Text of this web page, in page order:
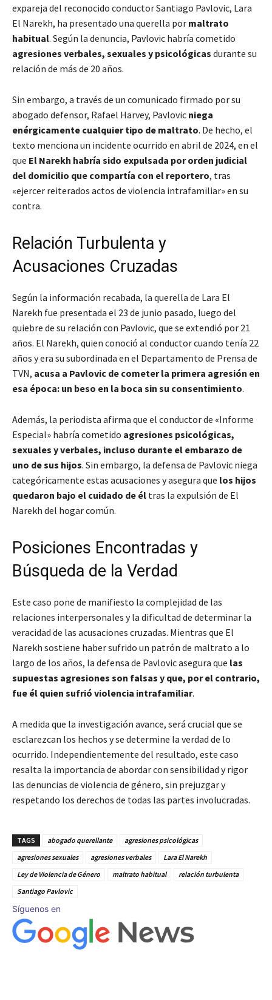
expareja del reconocido conductor Santiago Pavlovic, Lara
El Narekh, ha presentado una querella por maltrato
habitual. Según la denuncia, Pavlovic habría cometido
agresiones verbales, sexuales y psicológicas durante su
relación de más de 20 años.
Sin embargo, a través de un comunicado firmado por su
abogado defensor, Rafael Harvey, Pavlovic niega
enérgicamente cualquier tipo de maltrato. De hecho, el
texto menciona un incidente ocurrido en abril de 2024, en el
que El Narekh habría sido expulsada por orden judicial
del domicilio que compartía con el reportero, tras
«ejercer reiterados actos de violencia intrafamiliar» en su
contra.
Relación Turbulenta y
Acusaciones Cruzadas
Según la información recabada, la querella de Lara El
Narekh fue presentada el 23 de junio pasado, luego del
quiebre de su relación con Pavlovic, que se extendió por 21
años. El Narekh, quien conoció al conductor cuando tenía 22
años y era su subordinada en el Departamento de Prensa de
TVN, acusa a Pavlovic de cometer la primera agresión en
esa época: un beso en la boca sin su consentimiento.
Además, la periodista afirma que el conductor de «Informe
Especial» habría cometido agresiones psicológicas,
sexuales y verbales, incluso durante el embarazo de
uno de sus hijos. Sin embargo, la defensa de Pavlovic niega
categóricamente estas acusaciones y asegura que los hijos
quedaron bajo el cuidado de él tras la expulsión de El
Narekh del hogar común.
Posiciones Encontradas y
Búsqueda de la Verdad
Este caso pone de manifiesto la complejidad de las
relaciones interpersonales y la dificultad de determinar la
veracidad de las acusaciones cruzadas. Mientras que El
Narekh sostiene haber sufrido un patrón de maltrato a lo
largo de los años, la defensa de Pavlovic asegura que las
supuestas agresiones son falsas y que, por el contrario,
fue él quien sufrió violencia intrafamiliar.
A medida que la investigación avance, será crucial que se
esclarezcan los hechos y se determine la verdad de lo
ocurrido. Independientemente del resultado, este caso
resalta la importancia de abordar con sensibilidad y rigor
las denuncias de violencia de género, sin prejuzgar y
respetando los derechos de todas las partes involucradas.
TAGS abogado querellante
agresiones psicológicas
agresiones sexuales
agresiones verbales
Lara El Narekh
Ley de Violencia de Género
maltrato habitual
relación turbulenta
Santiago Pavlovic
Síguenos en